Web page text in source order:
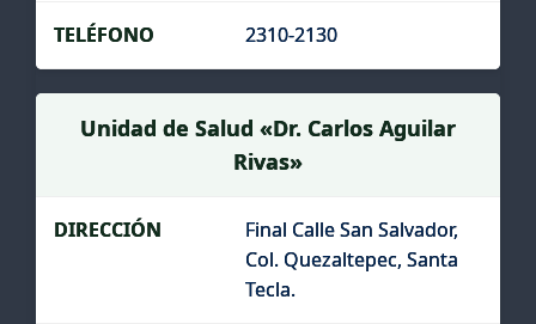
2310-2130
Unidad de Salud «Dr. Carlos Aguilar
Rivas»
Final Calle San Salvador,
Col. Quezaltepec, Santa
Tecla.